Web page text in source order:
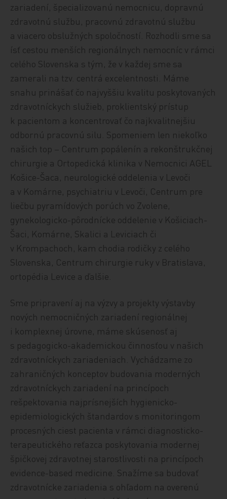
zariadení, špecializovanú nemocnicu, dopravnú
zdravotnú službu, pracovnú zdravotnú službu
a viacero obslužných spoločností. Rozhodli sme sa
ísť cestou menších regionálnych nemocníc v rámci
celého Slovenska s tým, že v každej sme sa
zamerali na tzv. centrá excelentnosti. Máme
snahu prinášať čo najvyššiu kvalitu poskytovaných
zdravotníckych služieb, proklientský prístup
k pacientom a koncentrovať čo najkvalitnejšiu
odbornú pracovnú silu. Spomeniem len niekoľko
našich top – Centrum popálenín a rekonštrukčnej
chirurgie a Ortopedická klinika v Nemocnici AGEL
Košice-Šaca, neurologické oddelenia v Levoči
a v Komárne, psychiatriu v Levoči, Centrum pre
liečbu pyramídových porúch vo Zvolene,
gynekologicko-pôrodnícke oddelenie v Košiciach-
Šaci, Komárne, Skalici a Leviciach či
v Krompachoch, kam chodia rodičky z celého
Slovenska, Centrum chirurgie ruky v Bratislava,
ortopédia Levice a ďalšie.
Sme pripravení aj na výzvy a projekty výstavby
nových nemocničných zariadení regionálnej
i komplexnej úrovne, máme skúsenosť aj
s pedagogicko-akademickou činnosťou v našich
zdravotníckych zariadeniach. Vychádzame zo
zahraničných konceptov budovania moderných
zdravotníckych zariadení na princípoch
rešpektovania najprísnejších hygienicko-
epidemiologických štandardov s monitoringom
procesných ciest pacienta v rámci diagnosticko-
terapeutického reťazca poskytovania modernej
špičkovej zdravotnej starostlivosti na princípoch
evidence-based medicine. Snažíme sa budovať
zdravotnícke zariadenia s ohľadom na overenú